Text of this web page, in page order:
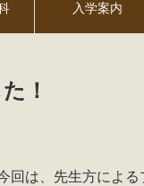
入学案内
！
回は、先生方によ